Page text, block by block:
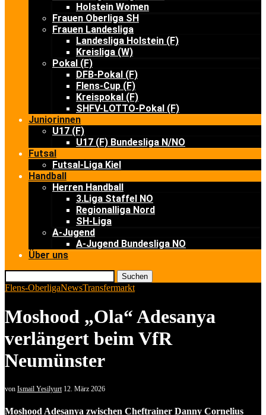
Holstein Women
Frauen Oberliga SH
Frauen Landesliga
Landesliga Holstein (F)
Kreisliga (W)
Pokal (F)
DFB-Pokal (F)
Flens-Cup (F)
Kreispokal (F)
SHFV-LOTTO-Pokal (F)
Juniorinnen
U17 (F)
U17 (F) Bundesliga N/NO
Futsal
Futsal-Liga Kiel
Handball
Herren Handball
3.Liga Staffel NO
Regionalliga Nord
SH-Liga
A-Jugend
A-Jugend Bundesliga NO
Über uns
Suchen
Flens-OberligaNewsTransfermarkt
Moshood „Ola“ Adesanya
verlängert beim VfR
Neumünster
von Ismail Yesilyurt 12. März 2026
Moshood Adesanya zwischen Cheftrainer Danny Cornelius